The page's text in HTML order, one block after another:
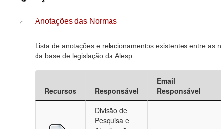
Lei de Acesso à Informação
Dados Governamentais Abertos
Planejamento
Deputados Estaduais
Anotações das Normas
Lista de anotações e relacionamentos existentes entre as
da base de legislação da Alesp.
Recursos Responsável
Email
Responsável
Divisão de
Pesquisa e